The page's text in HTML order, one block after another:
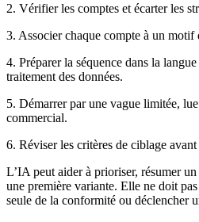
2. Vérifier les comptes et écarter les
3. Associer chaque compte à un motif
4. Préparer la séquence dans la
traitement des données.
5. Démarrer par une vague limitée,
commercial.
6. Réviser les critères de ciblage
L’IA peut aider à prioriser, résumer
une première variante. Elle ne doit
seule de la conformité ou déclencher